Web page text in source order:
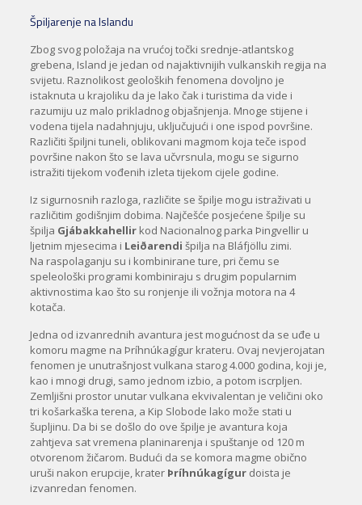
Špiljarenje na Islandu
Zbog svog položaja na vrućoj točki srednje-atlantskog
grebena, Island je jedan od najaktivnijih vulkanskih regija na
svijetu. Raznolikost geoloških fenomena dovoljno je
istaknuta u krajoliku da je lako čak i turistima da vide i
razumiju uz malo prikladnog objašnjenja. Mnoge stijene i
vodena tijela nadahnjuju, uključujući i one ispod površine.
Različiti špiljni tuneli, oblikovani magmom koja teče ispod
površine nakon što se lava učvrsnula, mogu se sigurno
istražiti tijekom vođenih izleta tijekom cijele godine.
Iz sigurnosnih razloga, različite se špilje mogu istraživati ​​u
različitim godišnjim dobima. Najčešće posjećene špilje su
špilja Gjábakkahellirkod Nacionalnog parka Þingvellir u
ljetnim mjesecima i Leiðarendi špilja na Bláfjöllu zimi.
Na raspolaganju su i kombinirane ture, pri čemu se
speleološki programi kombiniraju s drugim popularnim
aktivnostima kao što su ronjenje ili vožnja motora na 4
kotača.
Jedna od izvanrednih avantura jest mogućnost da se uđe u
komoru magme na Þríhnúkagígur krateru. Ovaj nevjerojatan
fenomen je unutrašnjost vulkana starog 4.000 godina, koji je,
kao i mnogi drugi, samo jednom izbio, a potom iscrpljen.
Zemljišni prostor unutar vulkana ekvivalentan je veličini oko
tri košarkaška terena, a Kip Slobode lako može stati u
šupljinu. Da bi se došlo do ove špilje je avantura koja
zahtjeva sat vremena planinarenja i spuštanje od 120 m
otvorenom žičarom. Budući da se komora magme obično
uruši nakon erupcije, krater Þríhnúkagígurdoista je
izvanredan fenomen.